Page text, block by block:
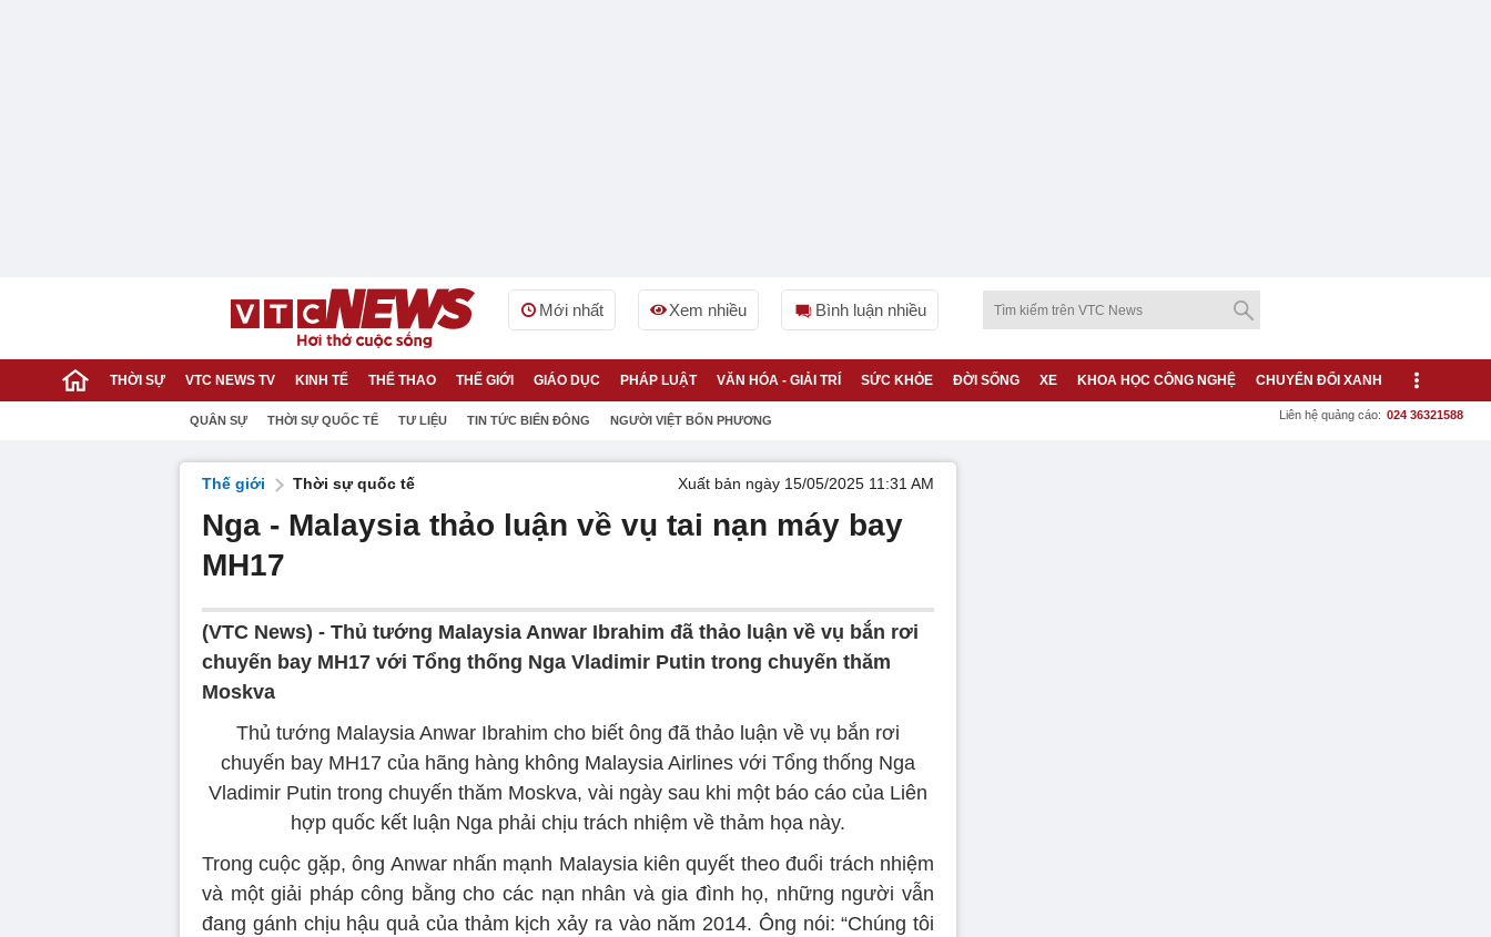
Mới nhất Xem nhiều Bình luận nhiều
THỜI SỰ VTC NEWS TV KINH TẾ THỂ THAO THẾ GIỚI GIÁO DỤC PHÁP LUẬT VĂN HÓA - GIẢI TRÍ SỨC KHỎE ĐỜI SỐNG XE KHOA HỌC CÔNG NGHỆ CHUYỂN ĐỔI XANH
QUÂN SỰ THỜI SỰ QUỐC TẾ TƯ LIỆU TIN TỨC BIỂN ĐÔNG NGƯỜI VIỆT BỐN PHƯƠNG Liên hệ quảng cáo: 024 36321588
Thế giới Thời sự quốc tế Xuất bản ngày 15/05/2025 11:31 AM
Nga - Malaysia thảo luận về vụ tai nạn máy bay
MH17
(VTC News) - Thủ tướng Malaysia Anwar Ibrahim đã thảo luận về vụ bắn rơi
chuyến bay MH17 với Tổng thống Nga Vladimir Putin trong chuyến thăm
Moskva
Thủ tướng Malaysia Anwar Ibrahim cho biết ông đã thảo luận về vụ bắn rơi
chuyến bay MH17 của hãng hàng không Malaysia Airlines với Tổng thống Nga
Vladimir Putin trong chuyến thăm Moskva, vài ngày sau khi một báo cáo của Liên
hợp quốc kết luận Nga phải chịu trách nhiệm về thảm họa này.
Trong cuộc gặp, ông Anwar nhấn mạnh Malaysia kiên quyết theo đuổi trách nhiệm
và một giải pháp công bằng cho các nạn nhân và gia đình họ, những người vẫn
đang gánh chịu hậu quả của thảm kịch xảy ra vào năm 2014. Ông nói: “Chúng tôi